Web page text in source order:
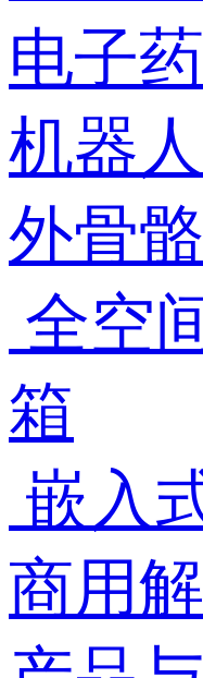
电子
机器人
外骨
全空
箱
嵌入
商用